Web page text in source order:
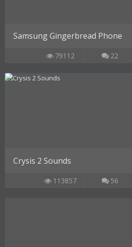
Samsung Gingerbread Phone
79112 22
Crysis 2 Sounds
113857 56